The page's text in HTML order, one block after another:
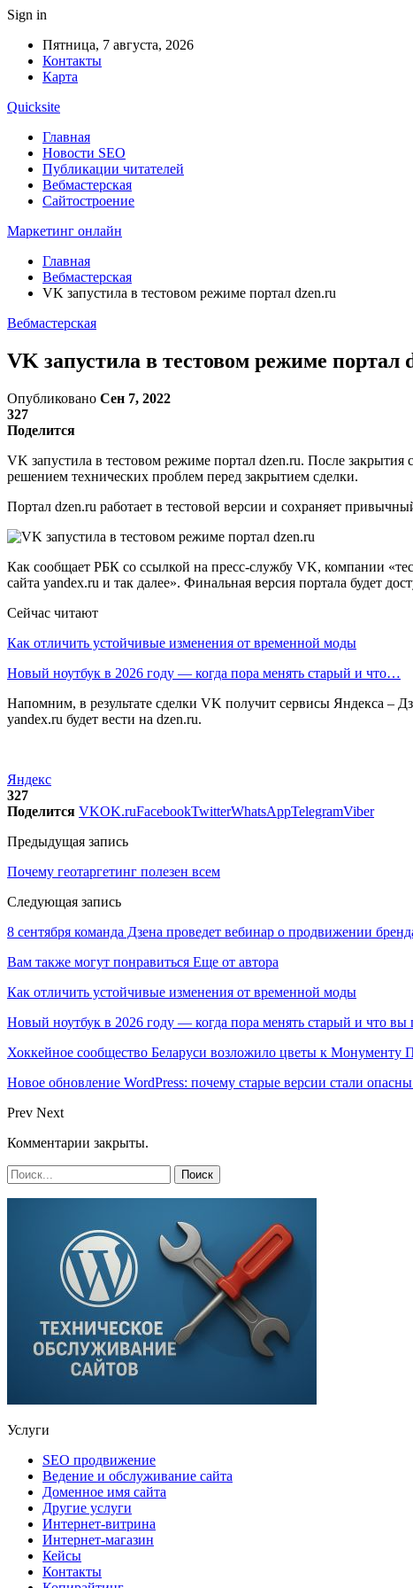
Sign in
Пятница, 7 августа, 2026
Контакты
Карта
Quicksite
Главная
Новости SEO
Публикации читателей
Вебмастерская
Сайтостроение
Маркетинг онлайн
Главная
Вебмастерская
VK запустила в тестовом режиме портал dzen.ru
Вебмастерская
VK запустила в тестовом режиме портал
Опубликовано Сен 7, 2022
327
Поделится
VK запустила в тестовом режиме портал dzen.ru. После
решением технических проблем перед закрытием сделки.
Портал dzen.ru работает в тестовой версии и сохраняет
Как сообщает РБК со ссылкой на пресс-службу VK, компании
сайта yandex.ru и так далее». Финальная версия портала будет
Сейчас читают
Как отличить устойчивые изменения от временной моды
Новый ноутбук в 2026 году — когда пора менять старый и что…
Напомним, в результате сделки VK получит сервисы Яндекса –
yandex.ru будет вести на dzen.ru.
Яндекс
327
Поделится VKOK.ruFacebookTwitterWhatsAppTelegramViber
Предыдущая запись
Почему геотаргетинг полезен всем
Следующая запись
8 сентября команда Дзена проведет вебинар о продвижении
Вам также могут понравиться Еще от автора
Как отличить устойчивые изменения от временной моды
Новый ноутбук в 2026 году — когда пора менять старый и что вы
Хоккейное сообщество Беларуси возложило цветы к Монументу
Новое обновление WordPress: почему старые версии стали опасны
Prev Next
Комментарии закрыты.
Услуги
SEO продвижение
Ведение и обслуживание сайта
Доменное имя сайта
Другие услуги
Интернет-витрина
Интернет-магазин
Кейсы
Контакты